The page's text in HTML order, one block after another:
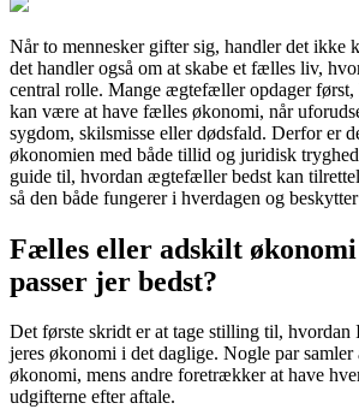
Når to mennesker gifter sig, handler det ikke
det handler også om at skabe et fælles liv,
central rolle. Mange ægtefæller opdager
kan være at have fælles økonomi, når
sygdom, skilsmisse eller dødsfald. Derfor er
økonomien med både tillid og juridisk
guide til, hvordan ægtefæller bedst kan
så den både fungerer i hverdagen og
Fælles eller adskilt økonomi
passer jer bedst?
Det første skridt er at tage stilling til, hvordan
jeres økonomi i det daglige. Nogle par
økonomi, mens andre foretrækker at have
udgifterne efter aftale.